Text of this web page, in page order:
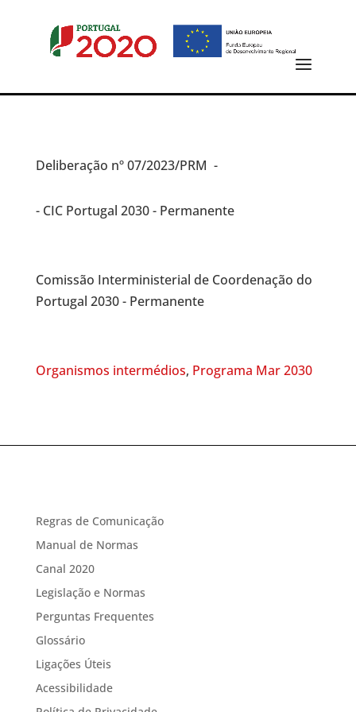
Deliberação nº 07/2023/PRM -
- CIC Portugal 2030 - Permanente
Comissão Interministerial de Coordenação do
Portugal 2030 - Permanente
Organismos intermédios, Programa Mar 2030
Regras de Comunicação
Manual de Normas
Canal 2020
Legislação e Normas
Perguntas Frequentes
Glossário
Ligações Úteis
Acessibilidade